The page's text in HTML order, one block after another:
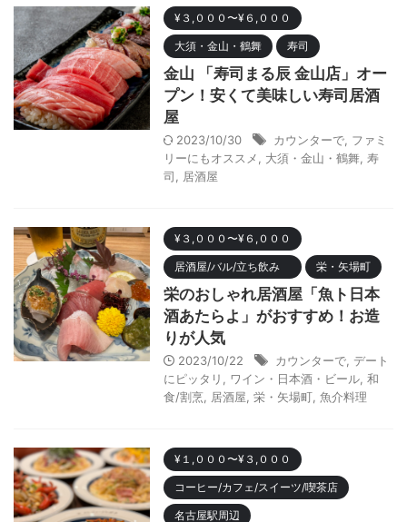
¥３,０００〜¥６,０００
大須・金山・鶴舞 寿司
金山 「寿司まる辰 金山店」オー
プン！安くて美味しい寿司居酒
屋
2023/10/30 カウンターで ファミ
リーにもオススメ
大須・金山・鶴舞 寿
司
居酒屋
¥３,０００〜¥６,０００
居酒屋/バル/立ち飲み 栄・矢場町
栄のおしゃれ居酒屋「魚ト日本
酒あたらよ」がおすすめ！お造
りが人気
2023/10/22 カウンターで デート
にピッタリ
ワイン・日本酒・ビール 和
食/割烹
居酒屋 栄・矢場町 魚介料理
¥１,０００〜¥３,０００
コーヒー/カフェ/スイーツ/喫茶店
名古屋駅周辺